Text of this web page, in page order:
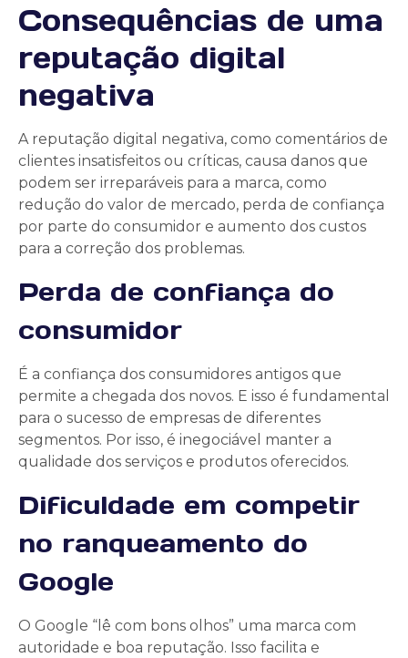
Consequências de uma
reputação digital
negativa
A reputação digital negativa, como comentários de
clientes insatisfeitos ou críticas, causa danos que
podem ser irreparáveis para a marca, como
redução do valor de mercado, perda de confiança
por parte do consumidor e aumento dos custos
para a correção dos problemas.
Perda de confiança do
consumidor
É a confiança dos consumidores antigos que
permite a chegada dos novos. E isso é fundamental
para o sucesso de empresas de diferentes
segmentos. Por isso, é inegociável manter a
qualidade dos serviços e produtos oferecidos.
Dificuldade em competir
no ranqueamento do
Google
O Google “lê com bons olhos” uma marca com
autoridade e boa reputação. Isso facilita e